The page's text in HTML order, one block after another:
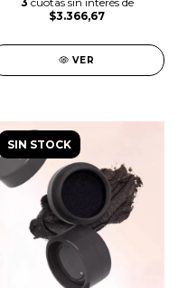
$3.366,67
VER
SIN STOCK